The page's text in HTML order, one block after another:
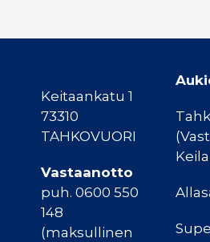
Keitaankatu 1
73310
TAHKOVUORI
Vastaanotto
puh. 0600 550
148
(maksullinen